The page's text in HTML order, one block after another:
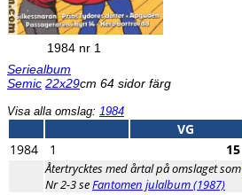
1984 nr 1
Seriealbum
Semic 22x29cm 64 sidor färg
Visa alla omslag: 1984
VG
1984
1 15
Återtrycktes med årtal på omslaget som
Nr 2-3 seFantomen julalbum (1987)